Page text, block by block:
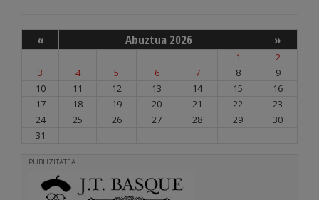
« Abuztua 2026 »
1
2
3
4 5 6 7 8
9
10
11 12 13 14 15
16
17
18 19 20 21 22
23
24
25 26 27 28 29
30
31
PUBLIZITATEA